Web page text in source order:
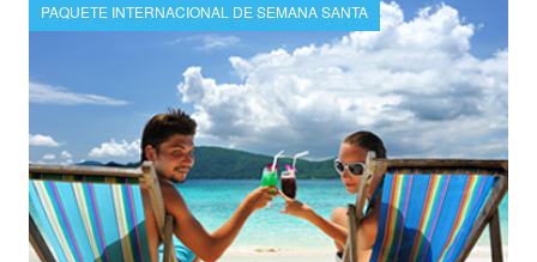
PAQUETE INTERNACIONAL DE SEMANA SANTA